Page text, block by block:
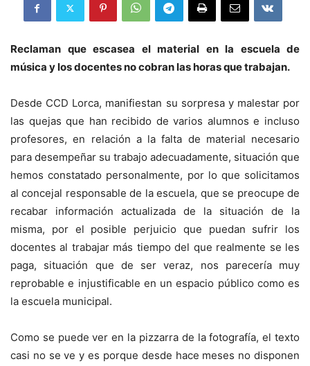
Reclaman que escasea el material en la escuela de
música y los docentes no cobran las horas que trabajan.
Desde CCD Lorca, manifiestan su sorpresa y malestar por
las quejas que han recibido de varios alumnos e incluso
profesores, en relación a la falta de material necesario
para desempeñar su trabajo adecuadamente, situación que
hemos constatado personalmente, por lo que solicitamos
al concejal responsable de la escuela, que se preocupe de
recabar información actualizada de la situación de la
misma, por el posible perjuicio que puedan sufrir los
docentes al trabajar más tiempo del que realmente se les
paga, situación que de ser veraz, nos parecería muy
reprobable e injustificable en un espacio público como es
la escuela municipal.
Como se puede ver en la pizzarra de la fotografía, el texto
casi no se ve y es porque desde hace meses no disponen